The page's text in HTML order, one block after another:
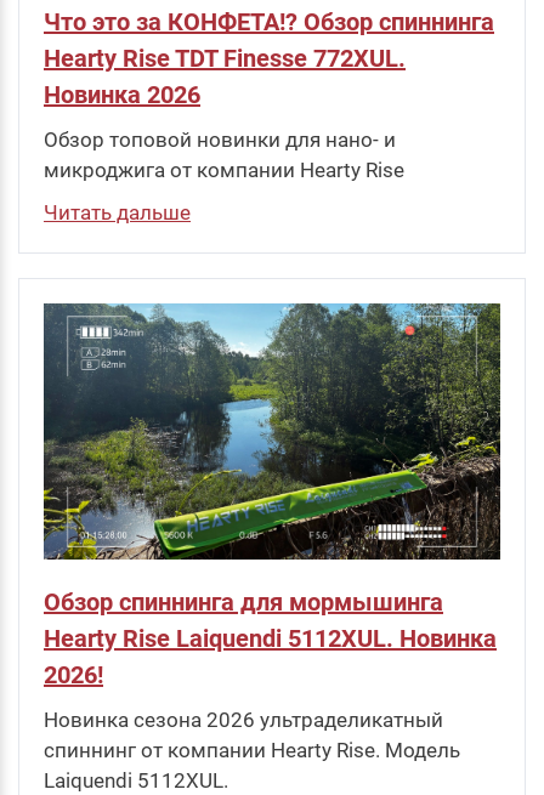
Что это за КОНФЕТА!? Обзор спиннинга
Hearty Rise TDT Finesse 772XUL.
Новинка 2026
Обзор топовой новинки для нано- и
микроджига от компании Hearty Rise
Читать дальше
Обзор спиннинга для мормышинга
Hearty Rise Laiquendi 5112XUL. Новинка
2026!
Новинка сезона 2026 ультраделикатный
спиннинг от компании Hearty Rise. Модель
Laiquendi 5112XUL.